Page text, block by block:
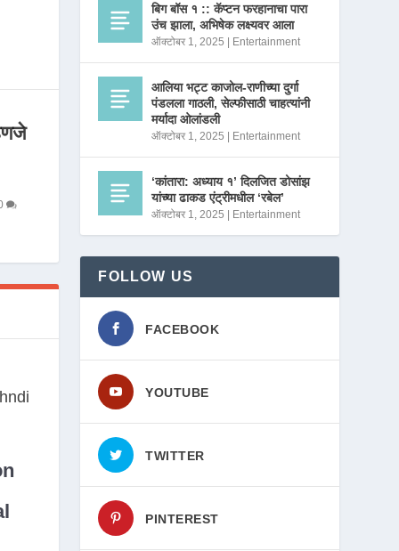
बिग बॉस १ :: कॅप्टन फरहानाचा पारा
उंच झाला, अभिषेक लक्ष्यवर आला
ऑक्टोबर 1, 2025 Entertainment
आलिया भट्ट काजोल-राणीच्या दुर्गा
पंडलला गाठली, सेल्फीसाठी चाहत्यांनी
मर्यादा ओलांडली
ऑक्टोबर 1, 2025 Entertainment
‘कांतारा: अध्याय १’ दिलजित डोसांझ
यांच्या ढाकड एंट्रीमधील ‘रबेल’
ऑक्टोबर 1, 2025 Entertainment
FOLLOW US
FACEBOOK
YOUTUBE
TWITTER
PINTEREST